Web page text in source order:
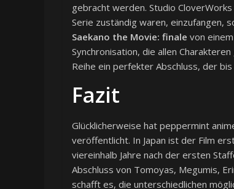
gebracht werden. Studio
Serie zuständig waren, einzufangen,
Saekano the Movie: finale von
Synchronisation, die allen
Reihe ein perfekter Abschluss, der
Fazit
Glücklicherweise hat peppermint
veröffentlicht. In Japan ist der Film
viereinhalb Jahre nach der ersten
Abschluss von Tomoyas, Megumis,
schafft es, die unterschiedlichen